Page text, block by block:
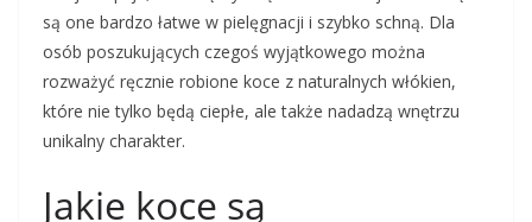
są one bardzo łatwe w pielęgnacji i szybko schną. Dla
osób poszukujących czegoś wyjątkowego można
rozważyć ręcznie robione koce z naturalnych włókien,
które nie tylko będą ciepłe, ale także nadadzą wnętrzu
unikalny charakter.
Jakie koce są